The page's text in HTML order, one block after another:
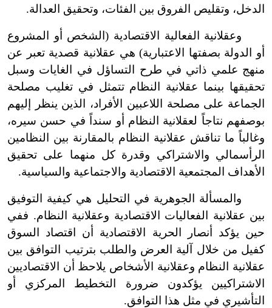
الدخل، وتقليص الفروق بين الفئات، وتحقيق العدالة.
وعقلانية الفعالية الاقتصادية (الشخص أو المشروع
أو الدولة بصفتها الاعتبارية) هي عقلانية قصدية تعبر عن
منهج علمي ذاتي في طرح التساؤل في الغايات وسبل
تحقيقها بينما عقلانية النظام تتمثل في تغليب مصلحة
الجماعة على مصلحة اللاعبين الأفراد، الذين ينظر إليهم
بوصفهم نتاجاً لعقلانية النظام أو سنداً في حسن سيره،
وغالباً ما تناقش عقلانية النظام بالمقارنة بين النظامين
الرأسمالي والاشتراكي وقدرة كل منهما على تحقيق
الأهداف المجتمعية الاقتصادية والاجتماعية والسياسية.
والمسألة الجوهرية في التحليل هي كيفية التوفيق
بين عقلانية الفعاليات الاقتصادية وعقلانية النظام. ففي
حين يؤكد أنصار الحرية الاقتصادية أن اقتصاد السوق
كفيل من خلال آلية العرض والطلب بترتيب التوافق بين
عقلانية النظام وعقلانية الأشخاص يلاحظ أن الاقتصاديين
الاشتراكيين يؤكدون ضرورة التخطيط المركزي أو
التأشيري في مثل هذا التوافق.